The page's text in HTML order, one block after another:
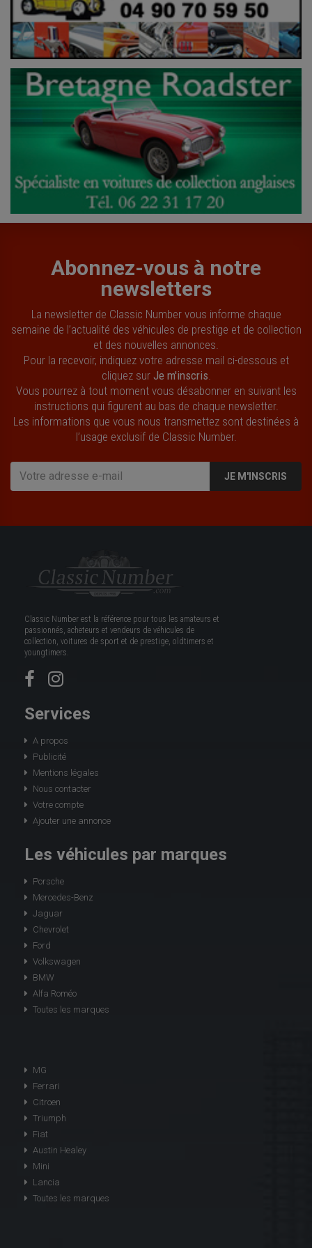
Abonnez-vous à notre
newsletters
La newsletter de Classic Number vous informe chaque
semaine de l’actualité des véhicules de prestige et de collection
et des nouvelles annonces.
Pour la recevoir, indiquez votre adresse mail ci-dessous et
cliquez sur Je m'inscris
Vous pourrez à tout moment vous désabonner en suivant les
instructions qui figurent au bas de chaque newsletter.
Les informations que vous nous transmettez sont destinées à
l’usage exclusif de Classic Number.
JE M'INSCRIS
Classic Number est la référence pour tous les amateurs et
passionnés, acheteurs et vendeurs de véhicules de
collection, voitures de sport et de prestige, oldtimers et
youngtimers.
Services
A propos
Publicité
Mentions légales
Nous contacter
Votre compte
Ajouter une annonce
Les véhicules par marques
Porsche
Mercedes-Benz
Jaguar
Chevrolet
Ford
Volkswagen
BMW
Alfa Roméo
Toutes les marques
MG
Ferrari
Citroen
Triumph
Fiat
Austin Healey
Mini
Lancia
Toutes les marques